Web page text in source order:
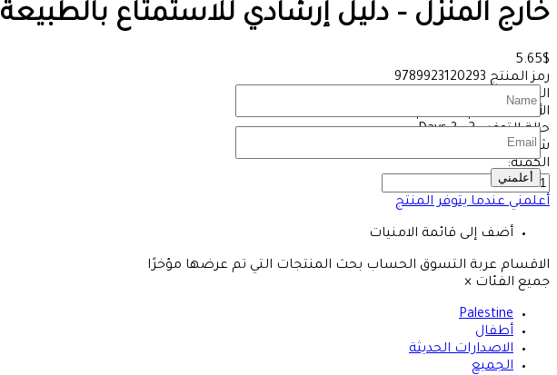
خارج المنزل – دليل إرشادي للاستمتاع ‏بالطبيعة ‏
5.65$
رمز المنتج 9789923120293‎
الوزن 145
الأبعاد
حالة التوفر : 2 - 3 Days
شوهد 4462 مرة
الكمية:
أعلمني عندما يتوفر المنتج
أعلمني
أضف إلى قائمة الامنيات
الاقسام عربة التسوق الحساب بحث المنتجات التي تم عرضها مؤخرًا
جميع الفئات ×
Palestine
أطفال
الاصدارات الحديثة
الجميع